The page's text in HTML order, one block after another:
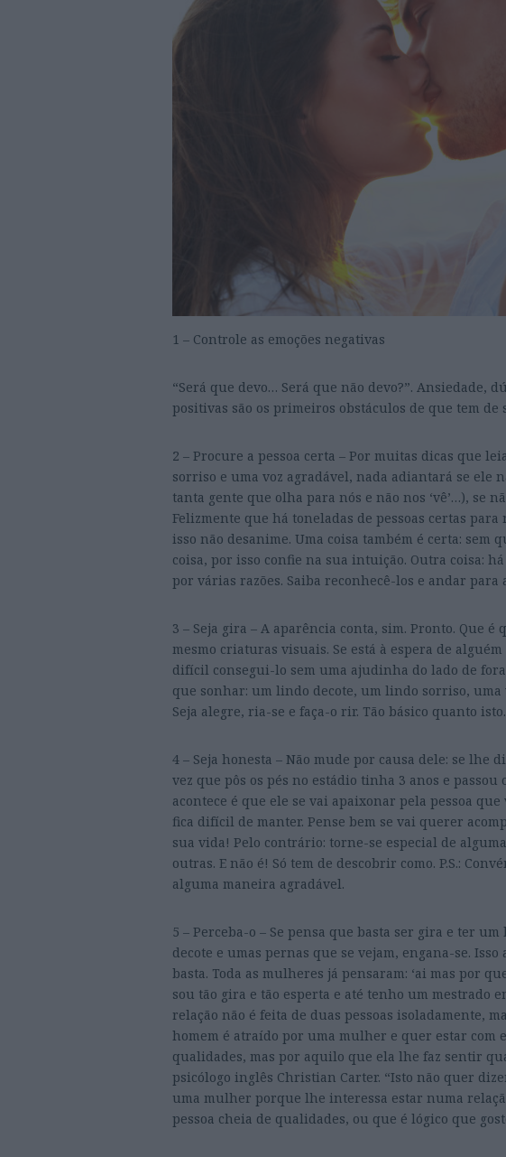
1 – Controle as emoções negativas
“Será que devo… Será que não devo?”. Ansiedade,
positivas são os primeiros obstáculos de que tem
2 – Procure a pessoa certa – Por muitas dicas que
sorriso e uma voz agradável, nada adiantará se ele
tanta gente que olha para nós e não nos ‘vê’…), se
Felizmente que há toneladas de pessoas certas
isso não desanime. Uma coisa também é certa: sem
coisa, por isso confie na sua intuição. Outra coisa:
por várias razões. Saiba reconhecê-los e andar para
3 – Seja gira – A aparência conta, sim. Pronto. Que é
mesmo criaturas visuais. Se está à espera de
difícil consegui-lo sem uma ajudinha do lado de
que sonhar: um lindo decote, um lindo sorriso, uma
Seja alegre, ria-se e faça-o rir. Tão básico quanto isto.
4 – Seja honesta – Não mude por causa dele: se lhe
vez que pôs os pés no estádio tinha 3 anos e
acontece é que ele se vai apaixonar pela pessoa
fica difícil de manter. Pense bem se vai querer
sua vida! Pelo contrário: torne-se especial de
outras. E não é! Só tem de descobrir como. P.S.:
alguma maneira agradável.
5 – Perceba-o – Se pensa que basta ser gira e ter
decote e umas pernas que se vejam, engana-se.
basta. Toda as mulheres já pensaram: ‘ai mas por
sou tão gira e tão esperta e até tenho um mestrado
relação não é feita de duas pessoas isoladamente,
homem é atraído por uma mulher e quer estar com
qualidades, mas por aquilo que ela lhe faz sentir
psicólogo inglês Christian Carter. “Isto não quer
uma mulher porque lhe interessa estar numa
pessoa cheia de qualidades, ou que é lógico que